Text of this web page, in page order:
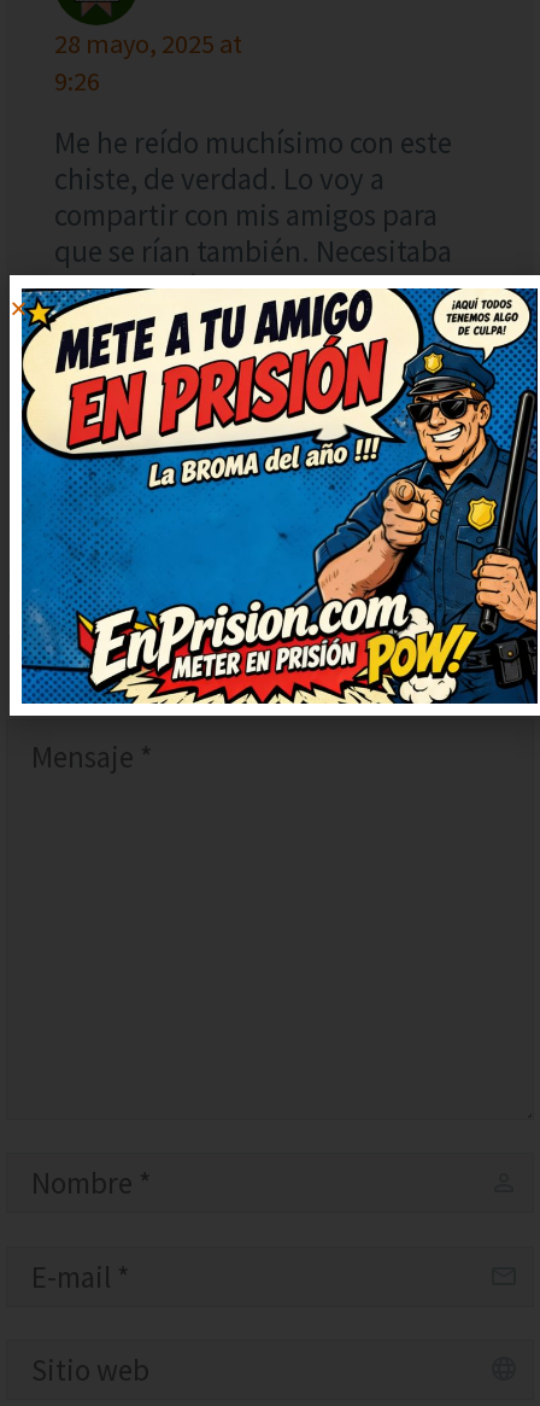
28 mayo, 2025 at
9:26
Me he reído muchísimo con este
chiste, de verdad. Lo voy a
compartir con mis amigos para
que se rían también. Necesitaba
una risa así, gracias por
publicarlo. Prometo contarlo en
casa, nos encanta reír juntos.
DEJARUN
COMENTARIO